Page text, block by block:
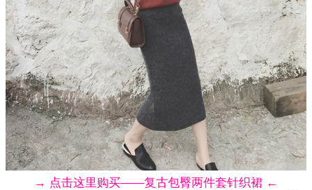
→ 点击这里购买——复古包臀两件套针织裙 ←